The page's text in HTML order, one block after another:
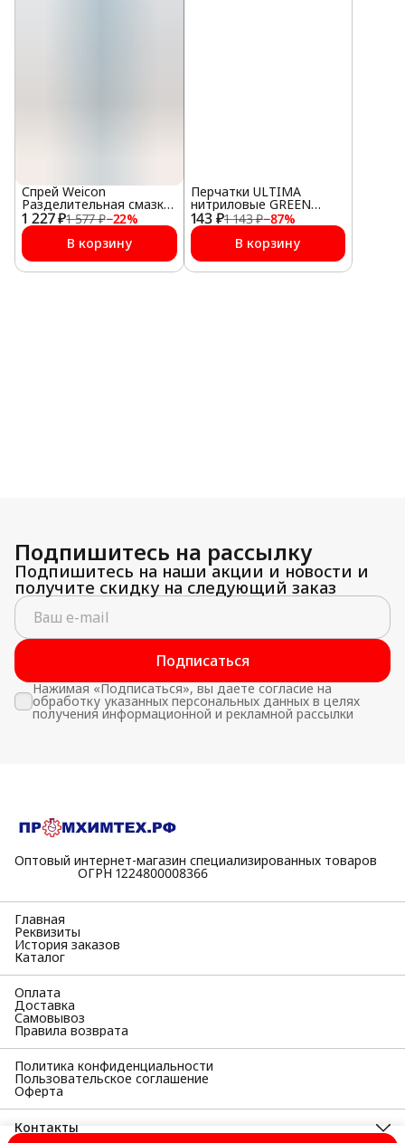
1 227 ₽1 577 ₽−22%
Спрей Weicon
Разделительная смазка
400 мл
В корзину
143 ₽1 143 ₽−87%
Перчатки ULTIMA
нитриловые GREEN
GUARD, ULT150, размер 7
В корзину
Подпишитесь на рассылку
Подпишитесь на наши акции и новости и
получите скидку на следующий заказ
Подписаться
Нажимая «Подписаться», вы даете согласие на
обработку указанных персональных данных в целях
получения информационной и рекламной рассылки
Оптовый интернет-магазин специализированных товаров
⠀⠀⠀⠀⠀⠀⠀ОГРН 1224800008366
Главная
Реквизиты
История заказов
Каталог
Оплата
Доставка
Самовывоз
Правила возврата
Политика конфиденциальности
Пользовательское соглашение
Оферта
Контакты